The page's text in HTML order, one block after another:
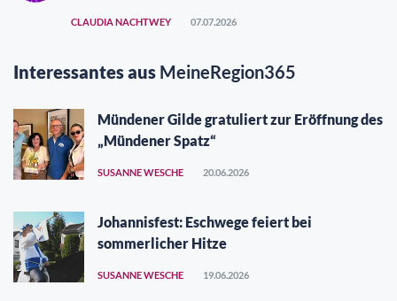
CLAUDIA NACHTWEY 07.07.2026
Interessantes aus MeineRegion365
Mündener Gilde gratuliert zur Eröffnung des
„Mündener Spatz“
SUSANNE WESCHE 20.06.2026
Johannisfest: Eschwege feiert bei
sommerlicher Hitze
SUSANNE WESCHE 19.06.2026